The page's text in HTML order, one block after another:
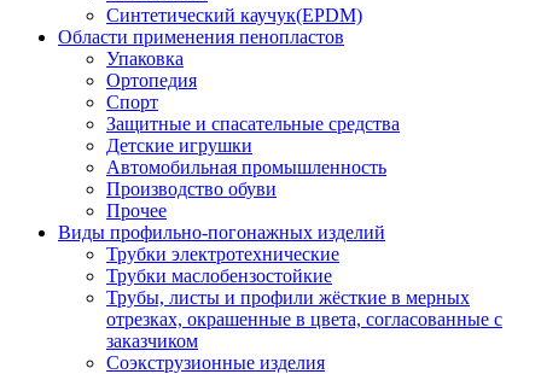
Синтетический каучук(EPDM)
Области применения пенопластов
Упаковка
Ортопедия
Спорт
Защитные и спасательные средства
Детские игрушки
Автомобильная промышленность
Производство обуви
Прочее
Виды профильно-погонажных изделий
Трубки электротехнические
Трубки маслобензостойкие
Трубы, листы и профили жёсткие в мерных
отрезках, окрашенные в цвета, согласованные с
заказчиком
Соэкструзионные изделия